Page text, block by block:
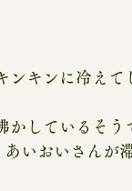
ンキンに冷え
かしているそ
いおいさんが